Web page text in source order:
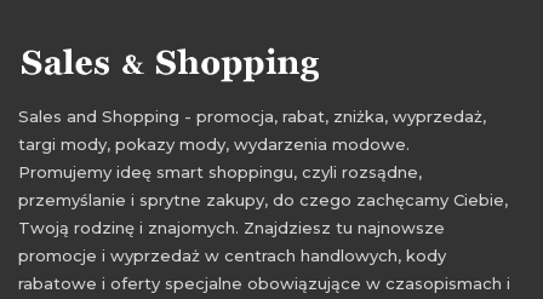
Sales and Shopping - promocja, rabat, zniżka, wyprzedaż,
targi mody, pokazy mody, wydarzenia modowe.
Promujemy ideę smart shoppingu, czyli rozsądne,
przemyślanie i sprytne zakupy, do czego zachęcamy Ciebie,
Twoją rodzinę i znajomych. Znajdziesz tu najnowsze
promocje i wyprzedaż w centrach handlowych, kody
rabatowe i oferty specjalne obowiązujące w czasopismach i